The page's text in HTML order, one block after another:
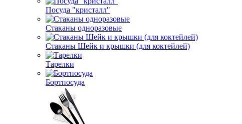
Посуда "кристалл"
Стаканы одноразовые
Стаканы Шейк и крышки (для коктейлей)
Тарелки
Бортпосуда